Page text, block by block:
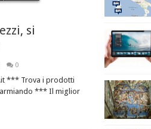
si
0
*** Trova i prodotti
*** Il miglior